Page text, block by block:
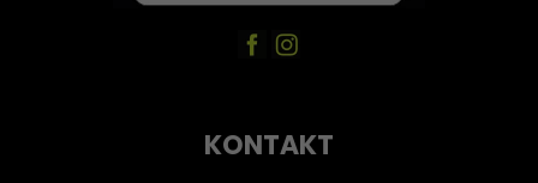
KONTAKT